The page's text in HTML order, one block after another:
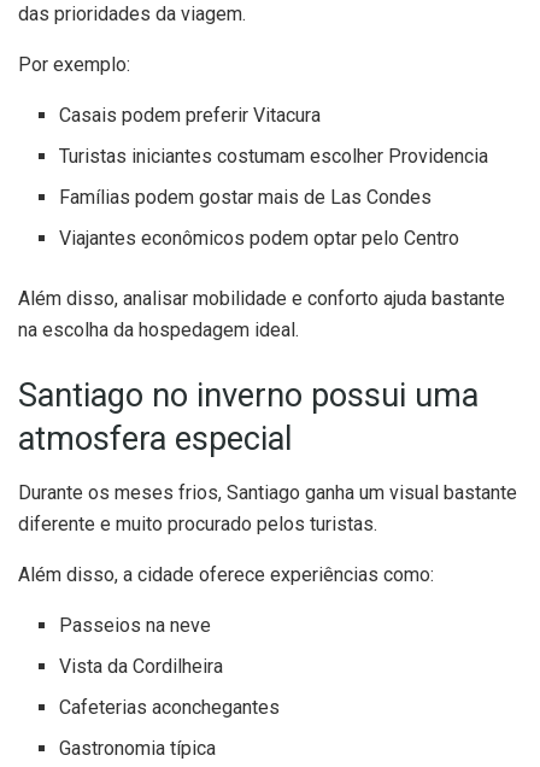
das prioridades da viagem.
Por exemplo:
Casais podem preferir Vitacura
Turistas iniciantes costumam escolher Providencia
Famílias podem gostar mais de Las Condes
Viajantes econômicos podem optar pelo Centro
Além disso, analisar mobilidade e conforto ajuda bastante
na escolha da hospedagem ideal.
Santiago no inverno possui uma
atmosfera especial
Durante os meses frios, Santiago ganha um visual bastante
diferente e muito procurado pelos turistas.
Além disso, a cidade oferece experiências como:
Passeios na neve
Vista da Cordilheira
Cafeterias aconchegantes
Gastronomia típica